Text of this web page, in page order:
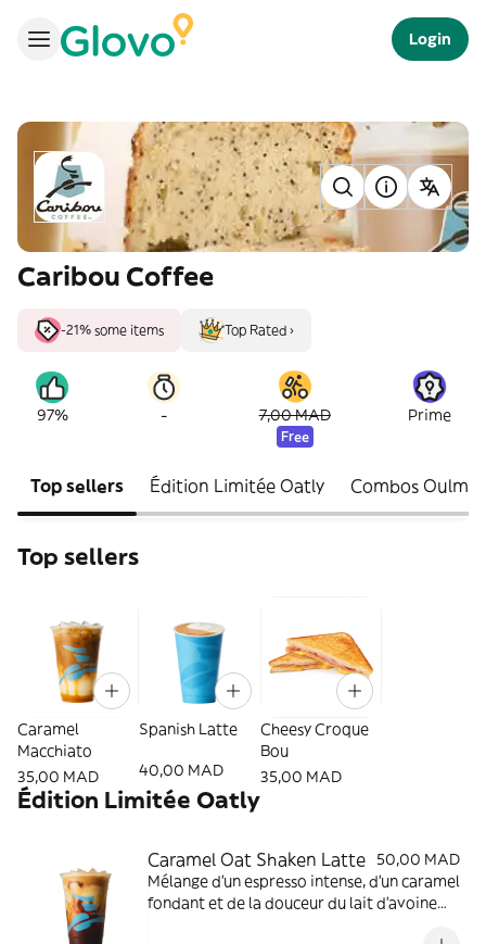
Login
Caribou Coffee
-21% some items Top Rated ›
97% - 7,00 MAD
Free
Prime
Top sellers Édition Limitée Oatly Combos Oulmès
Top sellers
Caramel
Macchiato
35,00 MAD
Spanish Latte
40,00 MAD
Cheesy Croque
Bou
35,00 MAD
Édition Limitée Oatly
Caramel Oat Shaken Latte 50,00 MAD
Mélange d'un espresso intense, d'un caramel
fondant et de la douceur du lait d'avoine